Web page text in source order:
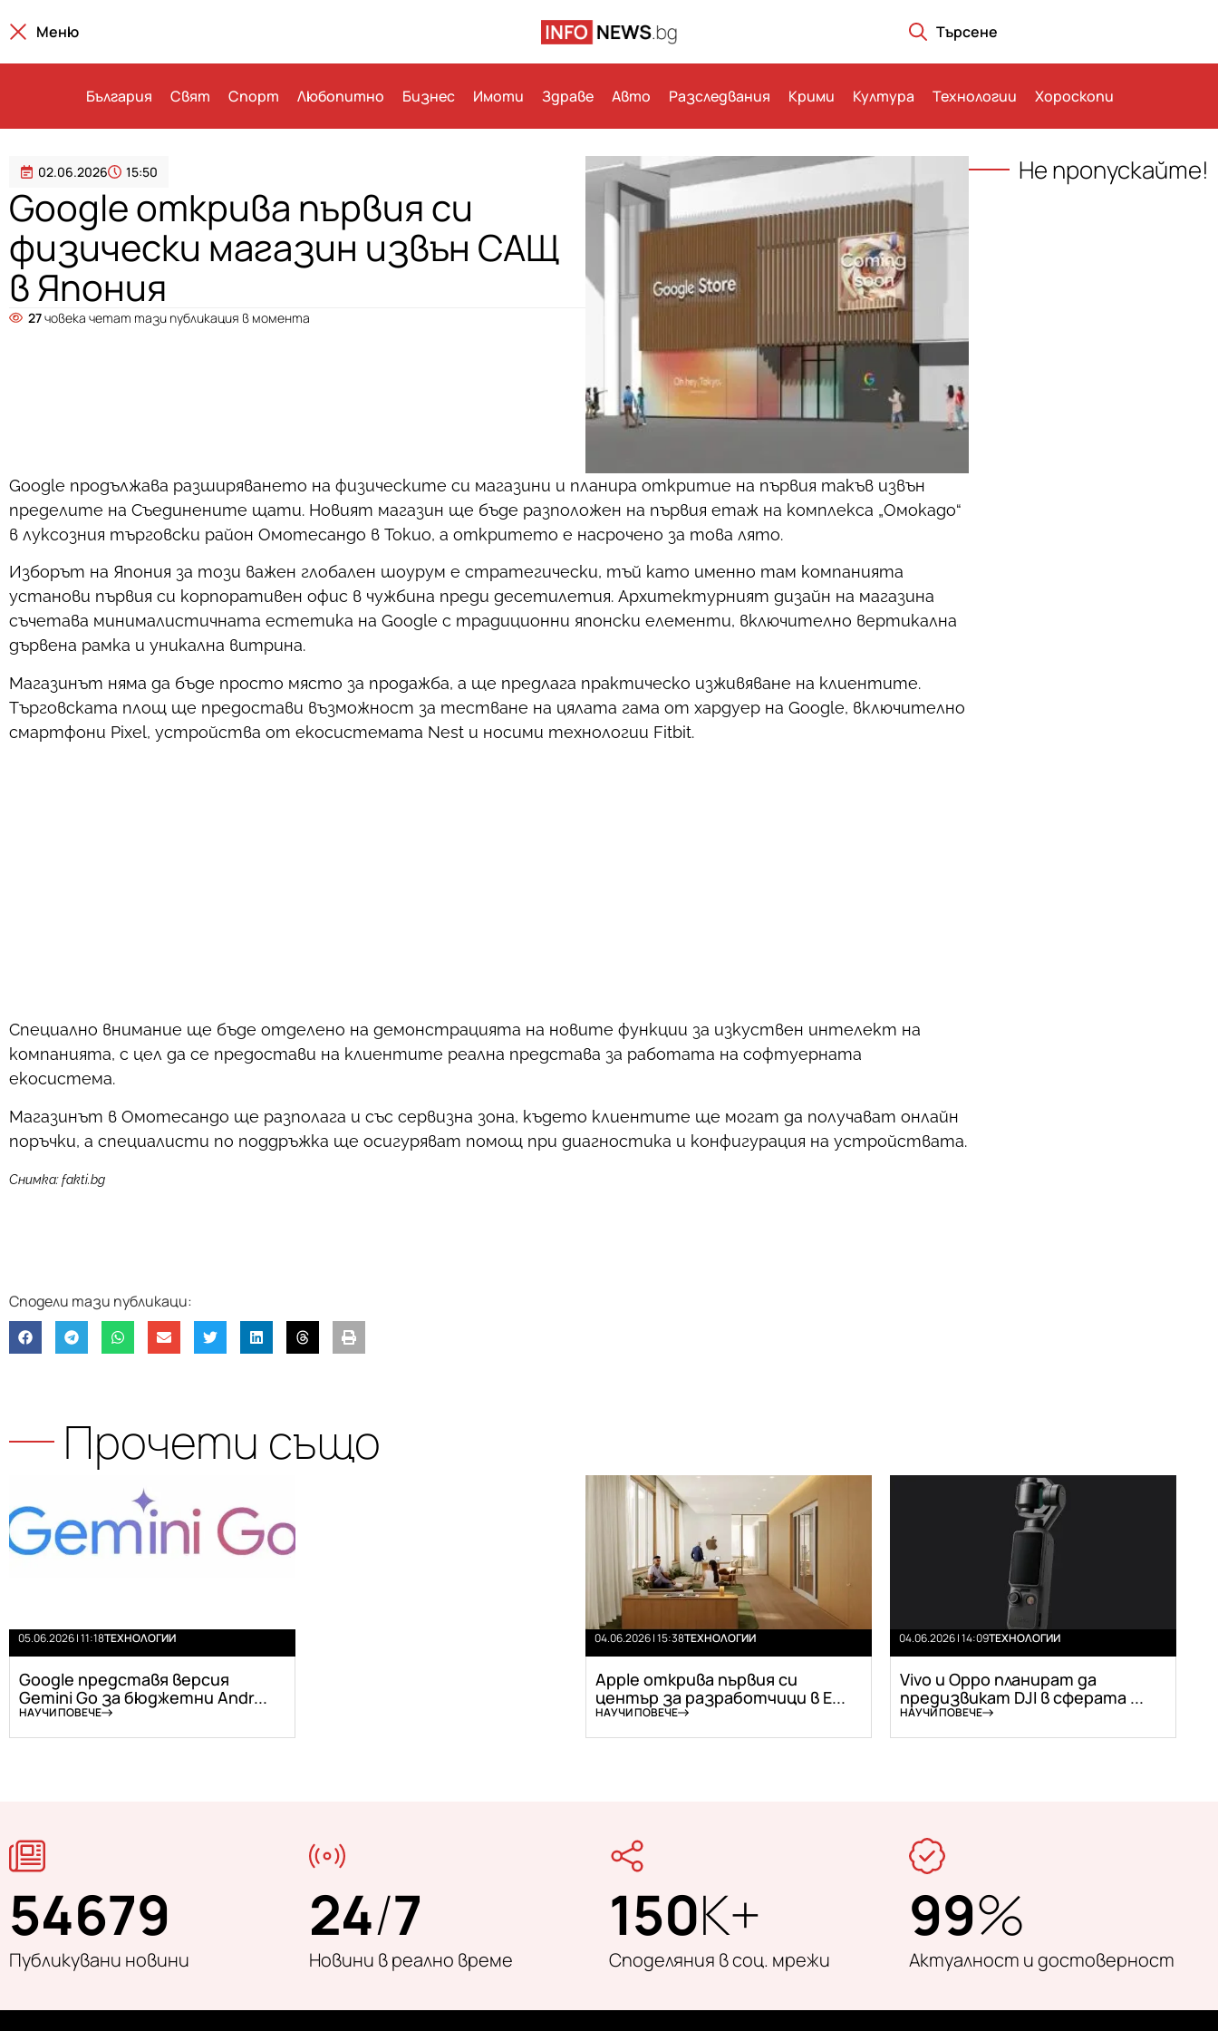
Меню Търсене
България Свят Спорт Любопитно Бизнес Имоти Здраве Авто Разследвания Крими Култура Технологии Хороскопи
02.06.2026 15:50
Google открива първия си
физически магазин извън САЩ
в Япония
27човека четат тази публикация в момента
Google продължава разширяването на физическите си магазини и планира откритие на първия такъв извън
пределите на Съединените щати. Новият магазин ще бъде разположен на първия етаж на комплекса „Омокадо“
в луксозния търговски район Омотесандо в Токио, а откритето е насрочено за това лято.
Изборът на Япония за този важен глобален шоурум е стратегически, тъй като именно там компанията
установи първия си корпоративен офис в чужбина преди десетилетия. Архитектурният дизайн на магазина
съчетава минималистичната естетика на Google с традиционни японски елементи, включително вертикална
дървена рамка и уникална витрина.
Магазинът няма да бъде просто място за продажба, а ще предлага практическо изживяване на клиентите.
Търговската площ ще предостави възможност за тестване на цялата гама от хардуер на Google, включително
смартфони Pixel, устройства от екосистемата Nest и носими технологии Fitbit.
Специално внимание ще бъде отделено на демонстрацията на новите функции за изкуствен интелект на
компанията, с цел да се предостави на клиентите реална представа за работата на софтуерната
екосистема.
Магазинът в Омотесандо ще разполага и със сервизна зона, където клиентите ще могат да получават онлайн
поръчки, а специалисти по поддръжка ще осигуряват помощ при диагностика и конфигурация на устройствата.
Снимка: fakti.bg
Не пропускайте!
Прочети също
05.06.2026 | 11:18ТЕХНОЛОГИИ
Google представя версия
Gemini Go за бюджетни Andr...
НАУЧИ ПОВЕЧЕ
04.06.2026 | 15:38ТЕХНОЛОГИИ
Apple открива първия си
център за разработчици в Е...
НАУЧИ ПОВЕЧЕ
04.06.2026 | 14:09ТЕХНОЛОГИИ
Vivo и Oppo планират да
предизвикат DJI в сферата ...
НАУЧИ ПОВЕЧЕ
54679
Публикувани новини
24/7
Новини в реално време
150K+
Споделяния в соц. мрежи
99%
Актуалност и достоверност